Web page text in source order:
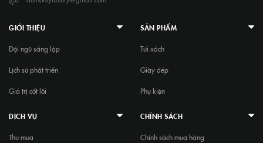
GIỚI THIỆU
Đội ngũ sáng lập
Lịch sử phát triển
Giá trị cốt lõi
SẢN PHẨM
Túi xách
Giày dép
Phụ kiện
DỊCH VỤ
Thu mua
CHÍNH SÁCH
Chính sách mua hàng